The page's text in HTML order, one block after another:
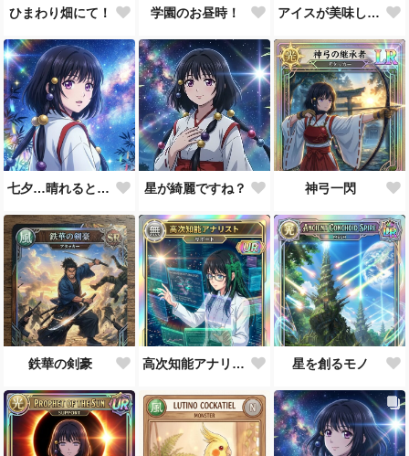
ひまわり畑にて！ 学園のお昼時！ アイスが美味しい季節です
七夕…晴れると良いなぁ。 星が綺麗ですね？ 神弓一閃
鉄華の剣豪 高次知能アナリスト MEI（Mathematical Electronic Intelligenc） 星を創るモノ